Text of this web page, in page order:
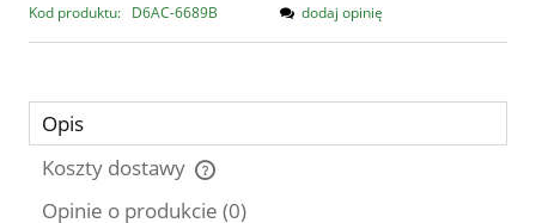
Kod produktu: D6AC-6689B
dodaj opinię
Opis
Koszty dostawy
Cena nie zawiera ewentualnych kosztów płatności
Opinie o produkcie (0)